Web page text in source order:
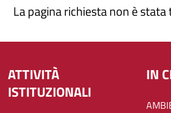
La pagina richiesta non è
ATTIVITÀ
ISTITUZIONALI
IN